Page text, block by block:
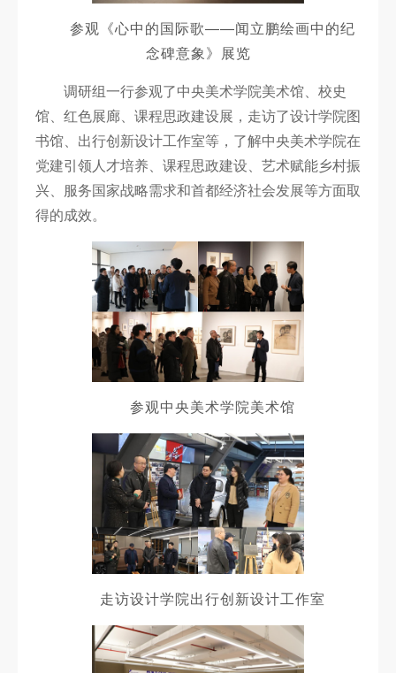
参观《心中的国际歌——闻立鹏绘画中的纪
念碑意象》展览
调研组一行参观了中央美术学院美术馆、校史
馆、红色展廊、课程思政建设展，走访了设计学院图
书馆、出行创新设计工作室等，了解中央美术学院在
党建引领人才培养、课程思政建设、艺术赋能乡村振
兴、服务国家战略需求和首都经济社会发展等方面取
得的成效。
参观中央美术学院美术馆
走访设计学院出行创新设计工作室